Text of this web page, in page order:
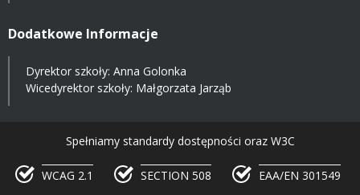
Dodatkowe Informacje
Dyrektor szkoły: Anna Golonka
Wicedyrektor szkoły: Małgorzata Jarząb
Spełniamy standardy dostępności oraz W3C
WCAG 2.1 SECTION 508 EAA/EN 301549